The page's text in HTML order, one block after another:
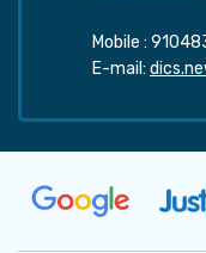
Mobile :
E-mail: